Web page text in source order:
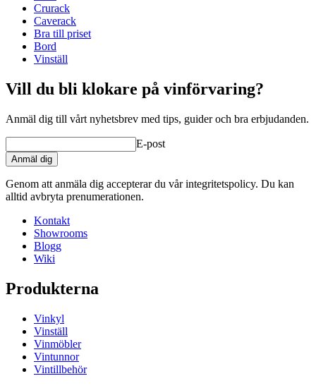
Du kan beställa lösa trälådor här
Designa och inred själv
Med vårtonlineverktyg för inredning
inreda din nya vinkällare eller vinrum.
Verktyget är mycket lätt och enkelt att använda. Allt sker
online i din webbläsare och du behöver inte installera något i
Vikt (kg)
Crurack
Caverack
Bra till priset
Bord
Vinställ
Vill du bli klokare på vinförvaring?
Anmäl dig till vårt nyhetsbrev med tips, guider och bra erbjudanden.
E-post
Anmäl dig
Genom att anmäla dig accepterar du vår integritetspolicy. Du kan
alltid avbryta prenumerationen.
Kontakt
Showrooms
Blogg
Wiki
Produkterna
Vinkyl
Vinställ
Vinmöbler
Vintunnor
Vintillbehör